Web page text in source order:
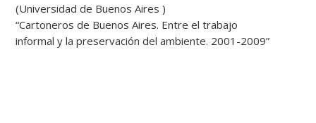
(Universidad de Buenos Aires )
“Cartoneros de Buenos Aires. Entre el trabajo
informal y la preservación del ambiente. 2001-2009”